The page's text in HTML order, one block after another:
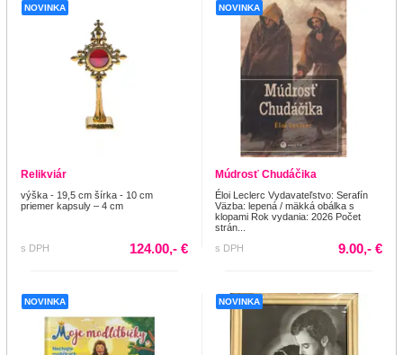
NOVINKA
Relikviár
výška - 19,5 cm šírka - 10 cm
priemer kapsuly – 4 cm
s DPH 124.00,- €
NOVINKA
Múdrosť Chudáčika
Éloi Leclerc Vydavateľstvo: Serafín
Väzba: lepená / mäkká obálka s
klopami Rok vydania: 2026 Počet
strán...
s DPH
9.00,- €
NOVINKA NOVINKA